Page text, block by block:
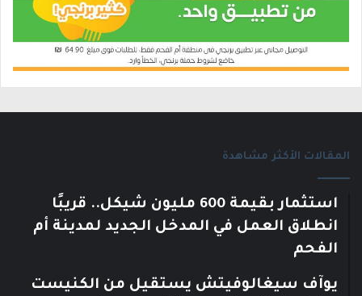
المقالات الأكثر مشاهدة
استثمار بقيمة 600 مليون شيكل.. قريبًا
انطلاق العمل في المدخل الجديد لمدينة أم
الفحم
يوآف سيغالوفيتش يستقيل من الكنيست